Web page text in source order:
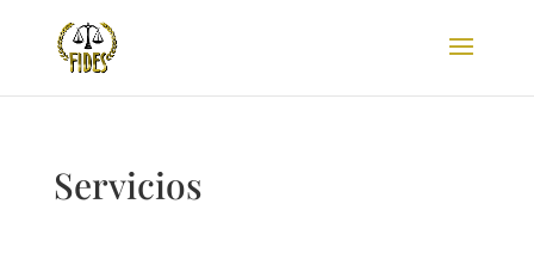
Servicios